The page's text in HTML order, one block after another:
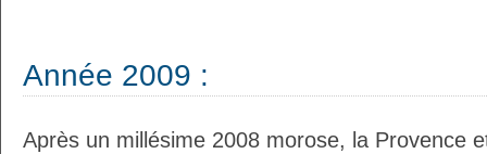
Année 2009 :
Après un millésime 2008 morose, la Provence